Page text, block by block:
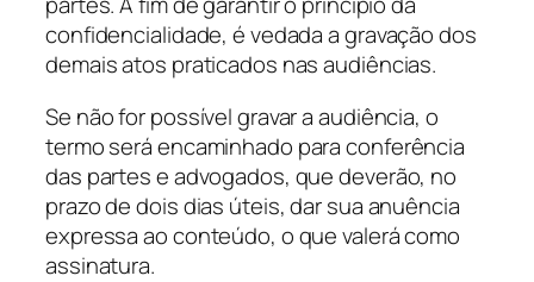
confidencialidade, é vedada a gravação dos
demais atos praticados nas audiências.
Se não for possível gravar a audiência, o
termo será encaminhado para conferência
das partes e advogados, que deverão, no
prazo de dois dias úteis, dar sua anuência
expressa ao conteúdo, o que valerá como
assinatura.